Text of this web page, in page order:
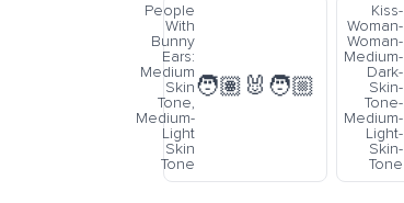
Kiss-
Woman-
Woman-
Medium-
Dark-
Skin-
Tone-
Medium-
Light-
Skin-
Tone
🧑🏽‍🐰‍🧑🏼
People
With
Bunny
Ears:
Medium
Skin
Tone,
Medium-
Light
Skin
Tone